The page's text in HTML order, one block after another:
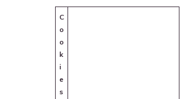
C
o
o
k
i
e
s